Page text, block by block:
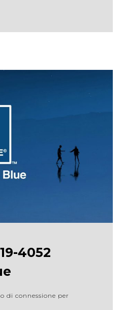
4052
di connessione per